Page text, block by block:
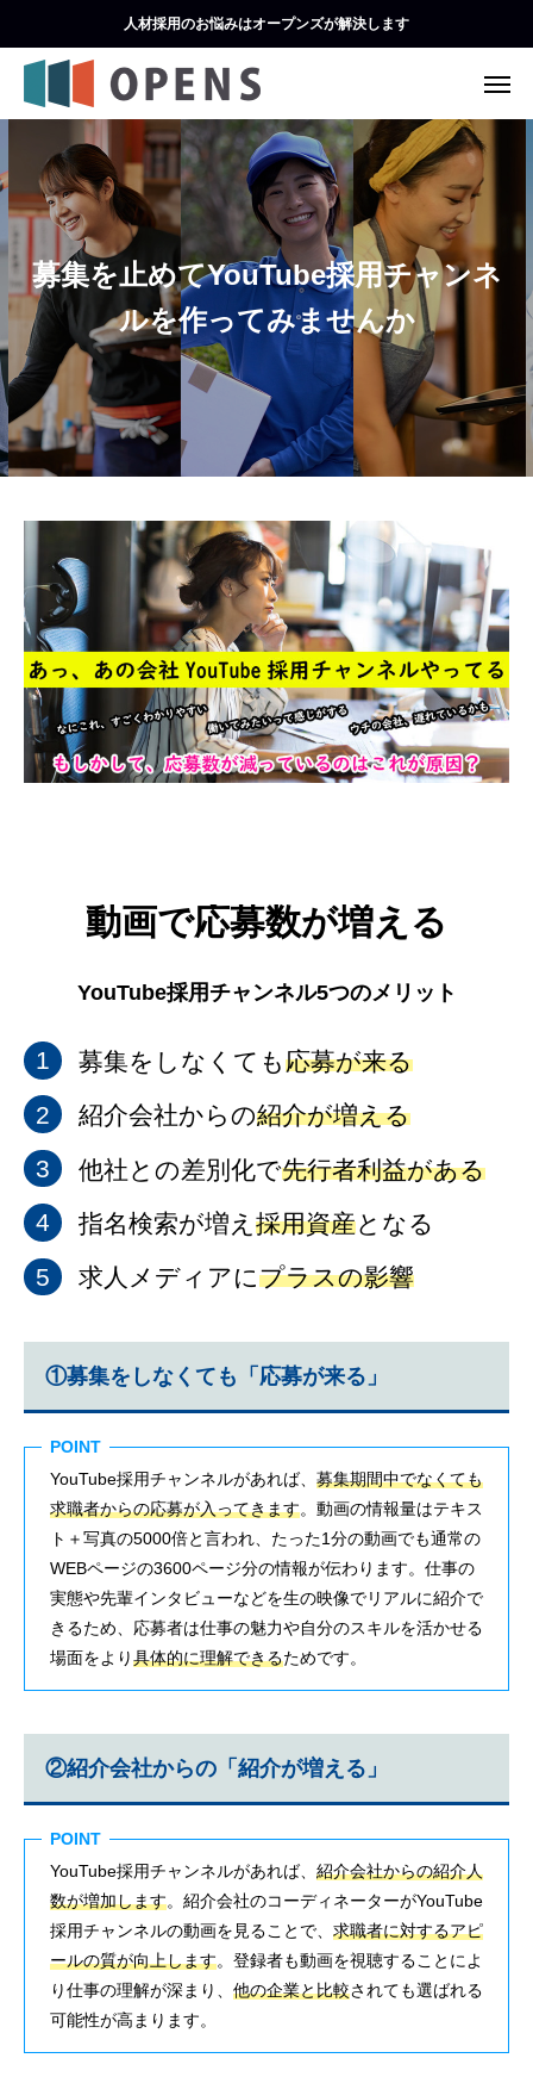
人材採用のお悩みはオープンズが解決します
募集を止めてYouTube採用チャンネ
ルを作ってみませんか
動画で応募数が増える
YouTube採用チャンネル5つのメリット
募集をしなくても応募が来る
紹介会社からの紹介が増える
他社との差別化で先行者利益がある
指名検索が増え採用資産となる
求人メディアにプラスの影響
①募集をしなくても「応募が来る」
POINT
YouTube採用チャンネルがあれば、 募集期間中でなくても
求職者からの応募が入ってきます。動画の情報量はテキス
ト＋写真の5000倍と言われ、たった1分の動画でも通常の
WEBページの3600ページ分の情報が伝わります。仕事の
実態や先輩インタビューなどを生の映像でリアルに紹介で
きるため、応募者は仕事の魅力や自分のスキルを活かせる
場面をより具体的に理解できるためです。
②紹介会社からの「紹介が増える」
POINT
YouTube採用チャンネルがあれば、 紹介会社からの紹介人
数が増加します。紹介会社のコーディネーターがYouTube
採用チャンネルの動画を見ることで、 求職者に対するアピ
ールの質が向上します。登録者も動画を視聴することによ
り仕事の理解が深まり、 他の企業と比較されても選ばれる
可能性が高まります。